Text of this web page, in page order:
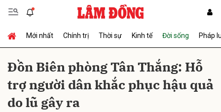
Mới nhất Chính trị Thời sự Kinh tế Đời sống Pháp
Đồn Biên phòng Tân Thắng: Hỗ
trợ người dân khắc phục hậu quả
do lũ gây ra
Gửi bình luận